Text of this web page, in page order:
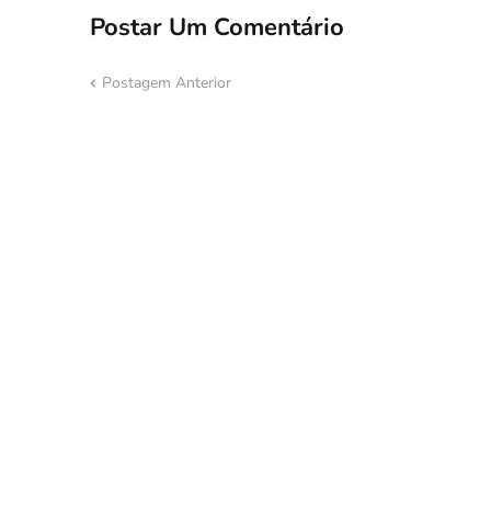
Postar Um Comentário
Postagem Anterior